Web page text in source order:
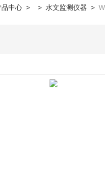
品中心> > 水文监测仪器 >